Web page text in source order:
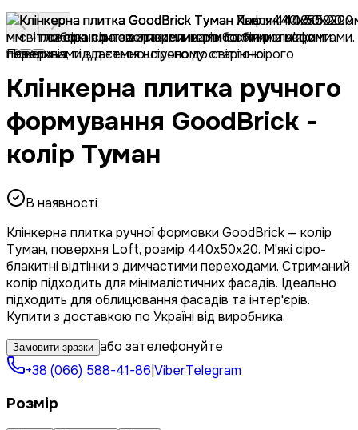
Клінкерна плитка ручного
формування GoodBrick -
колір Туман
В наявності
Клінкерна плитка ручної формовки GoodBrick — колір
Туман, поверхня Loft, розмір 440x50x20. М'які сіро-
блакитні відтінки з димчастими переходами. Стриманий
колір підходить для мінімалістичних фасадів. Ідеально
підходить для облицювання фасадів та інтер'єрів.
Купити з доставкою по Україні від виробника.
Замовити зразки або зателефонуйте
+38 (066) 588-41-86 ViberTelegram
Розмір